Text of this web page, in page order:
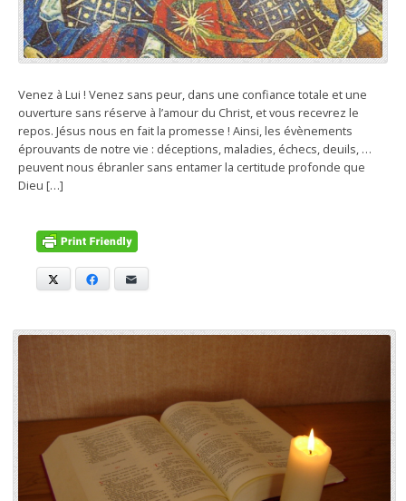
Venez à Lui ! Venez sans peur, dans une confiance totale et une
ouverture sans réserve à l’amour du Christ, et vous recevrez le
repos. Jésus nous en fait la promesse ! Ainsi, les évènements
éprouvants de notre vie : déceptions, maladies, échecs, deuils, …
peuvent nous ébranler sans entamer la certitude profonde que
Dieu […]
Facebook